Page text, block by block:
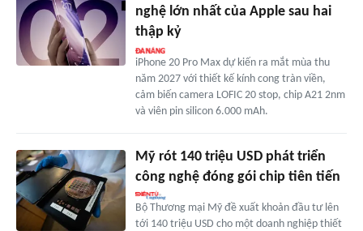
nghệ lớn nhất của Apple sau hai
thập kỷ
iPhone 20 Pro Max dự kiến ra mắt mùa thu
năm 2027 với thiết kế kính cong tràn viền,
cảm biến camera LOFIC 20 stop, chip A21 2nm
và viên pin silicon 6.000 mAh.
Mỹ rót 140 triệu USD phát triển
công nghệ đóng gói chip tiên tiến
Bộ Thương mại Mỹ đề xuất khoản đầu tư lên
tới 140 triệu USD cho một doanh nghiệp thiết